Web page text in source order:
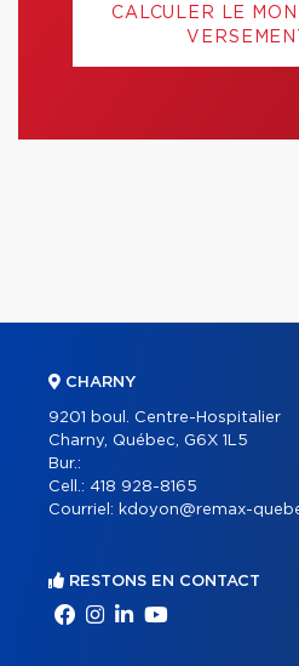
CALCULER LE
CHARNY
9201 boul. Centre-Hospitalier
Charny, Québec, G6X 1L5
Bur.:
Cell.: 418 928-8165
Courriel: kdoyon@remax-
RESTONS EN CONTACT